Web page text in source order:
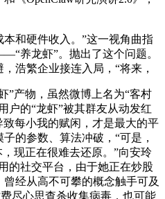
和硬件收入。”这一视角曲指
养龙虾”。抛出了这个问题。
浩繁企业接连入局，“将来，
产物，虽然微博上名为“客村
户的“龙虾”被其群友从动发红
每小我的赋闲，才是最大的平
的参数、算法冲破，“可是，
现正在很难去还原。”向安玲
的社交平台，由于她正在炒股
经从高不可攀的概念触手可及
尽心思查杀收集病毒，也可能